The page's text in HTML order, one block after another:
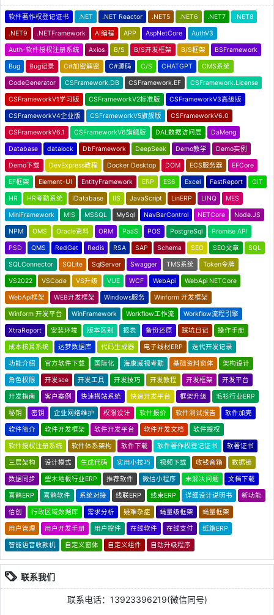
软件著作权登记证书 .NET .NET Reactor .NET5 .NET6 .NET7 .NET8
.NET9 .NETFramework AI编程 APP AspNetCore AuthV3
Auth-软件授权注册系统 Axios B/S B/S开发框架 B/S框架 BSFramework
Bug Bug记录 C#加密解密 C#源码 C/S CHATGPT CMS系统
CodeGenerator CSFramework.DB CSFramework.EF CSFramework.License
CSFrameworkV1学习版 CSFrameworkV2标准版 CSFrameworkV3高级版
CSFrameworkV4企业版 CSFrameworkV5旗舰版 CSFrameworkV6.0
CSFrameworkV6.1 CSFrameworkV6旗舰版 DAL数据访问层 DaMeng
Database datalock DbFramework DeepSeek Demo教学 Demo实例
Demo下载 DevExpress教程 Docker Desktop DOM ECS服务器 EFCore
EF框架 Element-UI EntityFramework ERP ES6 Excel FastReport GIT
HR HR考勤系统 IDatabase IIS JavaScript LinERP LINQ MES
MiniFramework MIS MSSQL MySql NavBarControl NETCore Node.JS
NPM OMS Oracle资料 ORM PaaS POS PostgreSql Promise API
PSD QMS RedGet Redis RSA SAP Schema SEO SEO文章 SQL
SQLConnector SQLite SqlServer Swagger TMS系统 Token令牌
VS2022 VSCode VS升级 VUE WCF WebApi WebApi NETCore
WebApi框架 WEB开发框架 Windows服务 Winform 开发框架
Winform 开发平台 WinFramework Workflow工作流 Workflow流程引擎
XtraReport 安装环境 版本区别 报表 备份还原 踩坑日记 操作手册
成本核算系统 达梦数据库 代码生成器 电子线材ERP 迭代开发记录
功能介绍 官方软件下载 国际化 海康威视考勤 基础资料窗体 架构设计
角色权限 开发sce 开发工具 开发技巧 开发教程 开发框架 开发平台
开发指南 客户案例 快速搭站系统 快速开发平台 框架升级 毛衫行业ERP
秘钥 密钥 企业网络维护 权限设计 软件报价 软件测试报告 软件加壳
软件简介 软件开发框架 软件开发平台 软件开发文档 软件授权
软件授权注册系统 软件体系架构 软件下载 软件著作权登记证书 软著证书
三层架构 设计模式 生成代码 实用小技巧 视频下载 收钱音箱 数据锁
数据同步 塑木地板行业ERP 推荐软件 微信小程序 未解决问题 文档下载
喜鹊ERP 喜鹊软件 系统对接 线联ERP 线束ERP 详细设计说明书 新功能
信创 行政区域数据库 需求分析 疑难杂症 蝇量级框架 蝇量框架
用户管理 用户开发手册 用户控件 在线软件 在线支付 纸箱ERP
智能语音收款机 自定义窗体 自定义组件 自动升级程序
联系我们
联系电话：13923396219(微信同号)